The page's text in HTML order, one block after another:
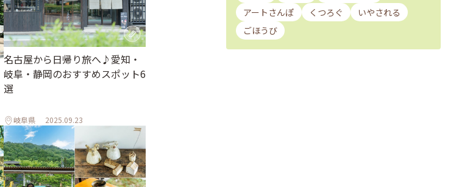
名古屋から日帰り旅へ♪愛知・
岐阜・静岡のおすすめスポット6
選
岐阜県 2025.09.23
アートさんぽ
くつろぐ
いやされる
ごほうび